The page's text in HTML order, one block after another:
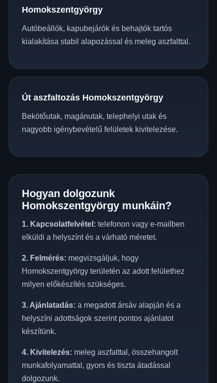
Homokszentgyörgy
Autóbeállók, kapubejárók és behajtók tartós
kialakítása stabil alapozással és meleg aszfalttal.
Út aszfaltozás Homokszentgyörgy
Bekötőutak, magánutak, telephelyi utak és
nagyobb igénybevételű felületek kivitelezése.
Hogyan dolgozunk
Homokszentgyörgy munkáin?
1. Kapcsolatfelvétel: telefonon vagy e-mailben
elküldi a helyszínt és a várható méretet.
2. Felmérés: megvizsgáljuk, hogy
Homokszentgyörgy területén az adott felülethez
milyen előkészítés szükséges.
3. Ajánlatadás: a megadott ársáv alapján és a
helyszíni adottságok szerint pontos ajánlatot
készítünk.
4. Kivitelezés: meleg aszfalttal, összehangolt
munkafolyamattal, gyors és tiszta átadással
dolgozunk.